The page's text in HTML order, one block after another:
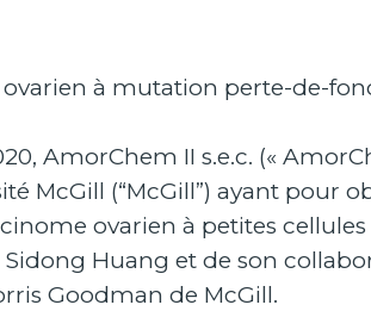
à mutation perte-de-
AmorChem II s.e.c. («
McGill (“McGill”) ayant pour
ovarien à petites
Sidong Huang et de son
Goodman de McGill.